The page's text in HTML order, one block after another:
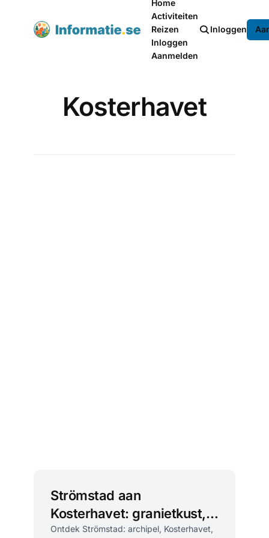
Home
Activiteiten
Reizen
Inloggen
Aanmelden
Inloggen
Kosterhavet
Strömstad aan
Kosterhavet: granietkust,
archipel en
Ontdek Strömstad: archipel, Kosterhavet,